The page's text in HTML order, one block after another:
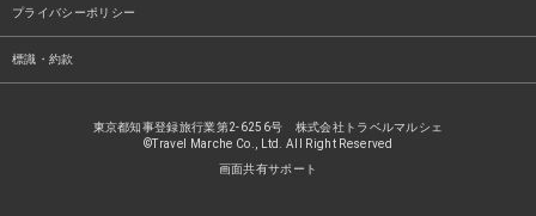
プライバシーポリシー
標識・約款
東京都知事登録旅行業第2-6256号 株式会社トラベルマルシェ
©Travel Marche Co., Ltd. All Right Reserved
画面共有サポート